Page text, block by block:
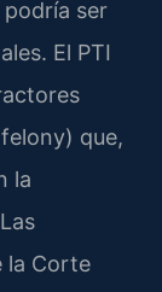
ser
El PTI
que,
la
la Corte